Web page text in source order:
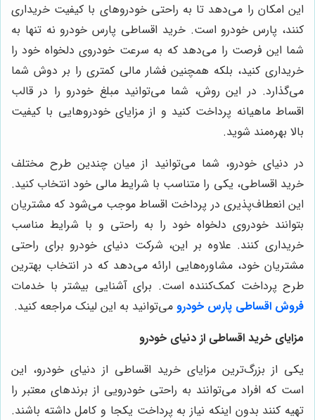
این امکان را می‌دهد تا به راحتی خودروهای با کیفیت خریداری
کنند، پارس خودرو است. خرید اقساطی پارس خودرو نه تنها به
شما این فرصت را می‌دهد که به سرعت خودروی دلخواه خود را
خریداری کنید، بلکه همچنین فشار مالی کمتری را بر دوش شما
می‌گذارد. در این روش، شما می‌توانید مبلغ خودرو را در قالب
اقساط ماهیانه پرداخت کنید و از مزایای خودروهایی با کیفیت
بالا بهره‌مند شوید.
در دنیای خودرو، شما می‌توانید از میان چندین طرح مختلف
خرید اقساطی، یکی را متناسب با شرایط مالی خود انتخاب کنید.
این انعطاف‌پذیری در پرداخت اقساط موجب می‌شود که مشتریان
بتوانند خودروی دلخواه خود را به راحتی و با شرایط مناسب
خریداری کنند. علاوه بر این، شرکت دنیای خودرو برای راحتی
مشتریان خود، مشاوره‌هایی ارائه می‌دهد که در انتخاب بهترین
طرح پرداخت کمک‌کننده است. برای آشنایی بیشتر با خدمات
فروش اقساطی پارس خودرو می‌توانید به این لینک مراجعه کنید.
مزایای خرید اقساطی از دنیای خودرو
یکی از بزرگ‌ترین مزایای خرید اقساطی از دنیای خودرو، این
است که افراد می‌توانند به راحتی خودرویی از برندهای معتبر را
تهیه کنند بدون اینکه نیاز به پرداخت یکجا و کامل داشته باشند.